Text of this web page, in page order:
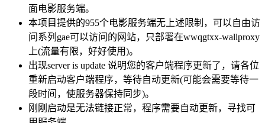
面电影服务端。
本项目提供的955个电影服务端无上述限制，可以自由访
问系列gae可以访问的网站，只部署在wwqgtxx-wallproxy
上(流量有限，好好使用)。
出现server is update 说明您的客户端程序更新了，请各位
重新启动客户端程序，等待自动更新(可能会需要等待一
段时间，使服务器保持同步)。
刚刚启动是无法链接正常，程序需要自动更新，寻找可